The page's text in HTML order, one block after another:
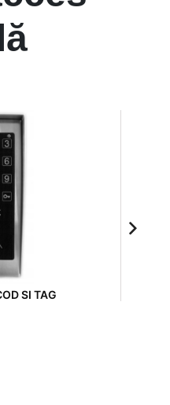
SI TAG